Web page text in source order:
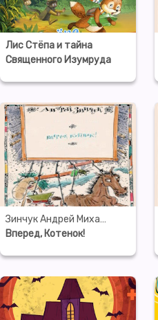
Лис Стёпа и тайна
Священного Изумруда
Зинчук Андрей Михайлович
Вперед, Котенок!